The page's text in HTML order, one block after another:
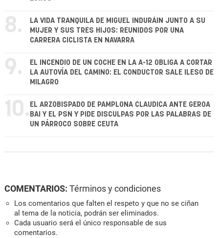
8.
LA VIDA TRANQUILA DE MIGUEL INDURÁIN JUNTO A SU
MUJER Y SUS TRES HIJOS: REUNIDOS POR UNA
CARRERA CICLISTA EN NAVARRA
9.
EL INCENDIO DE UN COCHE EN LA A-12 OBLIGA A CORTAR
LA AUTOVÍA DEL CAMINO: EL CONDUCTOR SALE ILESO DE
MILAGRO
10. EL ARZOBISPADO DE PAMPLONA CLAUDICA ANTE GEROA
BAI Y EL PSN Y PIDE DISCULPAS POR LAS PALABRAS DE
UN PÁRROCO SOBRE CEUTA
COMENTARIOS: Términos y condiciones
Los comentarios que falten el respeto y que no se ciñan
al tema de la noticia, podrán ser eliminados.
Cada usuario será el único responsable de sus
comentarios.